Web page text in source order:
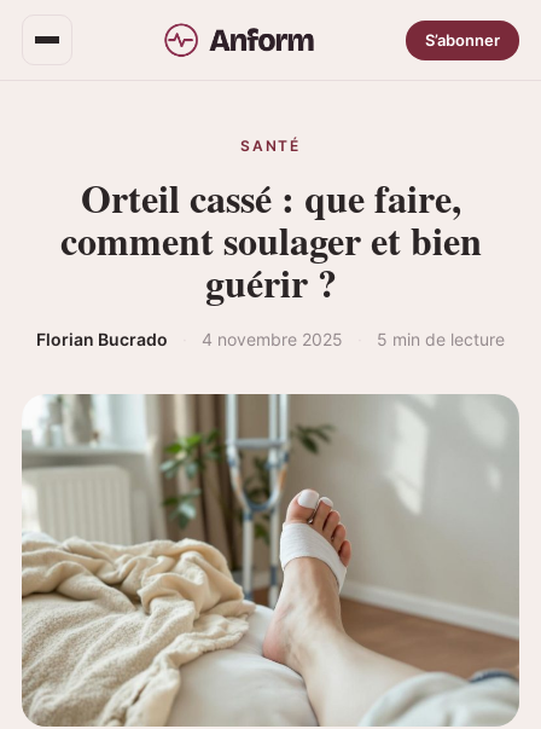
S’abonner
SANTÉ
Orteil cassé : que faire,
comment soulager et bien
guérir ?
Florian Bucrado 4 novembre 2025 5 min de lecture